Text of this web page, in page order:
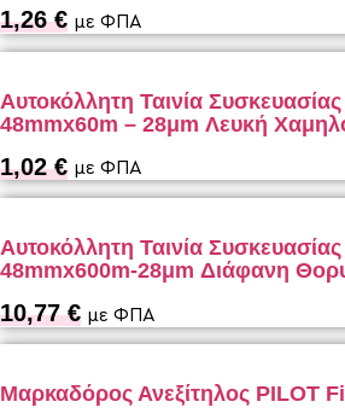
1,26€ με ΦΠΑ
Αυτοκόλλητη Ταινία
48mmx60m – 28μm Λευκή
1,02€ με ΦΠΑ
Αυτοκόλλητη Ταινία
48mmx600m-28μm Διάφανη
10,77€ με ΦΠΑ
Μαρκαδόρος Ανεξίτηλος PILOT